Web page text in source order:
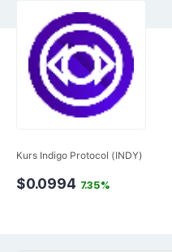
Kurs Indigo Protocol (INDY)
$0.0994 7.35%